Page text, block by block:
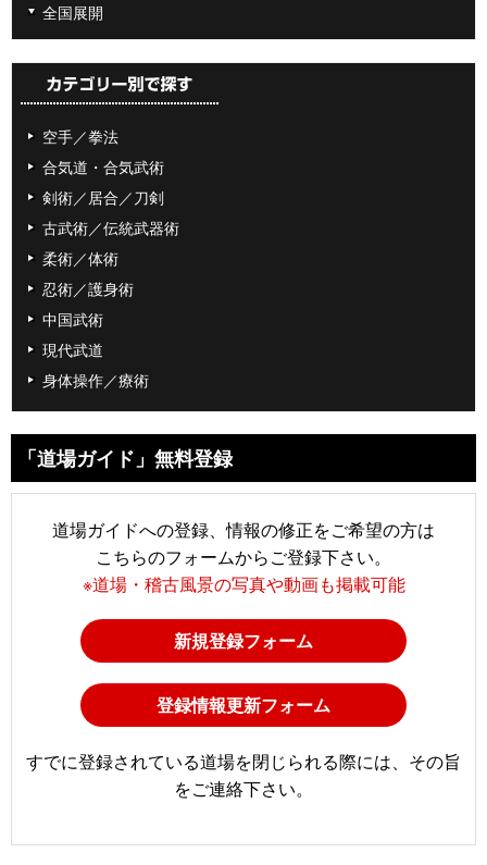
全国展開
空手／拳法
合気道・合気武術
剣術／居合／刀剣
古武術／伝統武器術
柔術／体術
忍術／護身術
中国武術
現代武道
身体操作／療術
「道場ガイド」無料登録
道場ガイドへの登録、情報の修正をご希望の方は
こちらのフォームからご登録下さい。
※道場・稽古風景の写真や動画も掲載可能
新規登録フォーム
登録情報更新フォーム
すでに登録されている道場を閉じられる際には、その旨
をご連絡下さい。